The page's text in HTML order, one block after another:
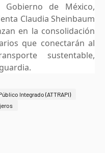
de México,
Claudia Sheinbaum
en la consolidación
que conectarán al
sustentable,
Integrado (ATTRAPI)